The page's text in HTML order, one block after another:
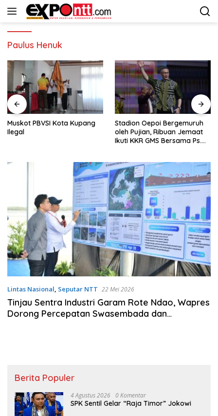
Langsung
Paulus Henuk
Muskot PBVSI Kota Kupang
Ilegal
Stadion Oepoi Bergemuruh
oleh Pujian, Ribuan Jemaat
Ikuti KKR GMS Bersama Ps.
Lintas Nasional, Seputar NTT 22 Mei 2026
Tinjau Sentra Industri Garam Rote Ndao, Wapres
Dorong Percepatan Swasembada dan
Berita Populer
4 Agustus 2026 0 Komentar
SPK Sentil Gelar “Raja Timor” Jokowi